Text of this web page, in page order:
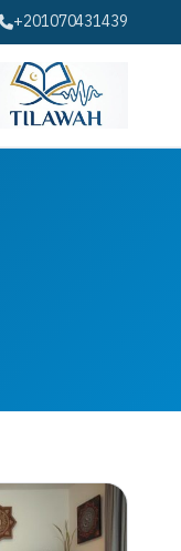
+201070431439